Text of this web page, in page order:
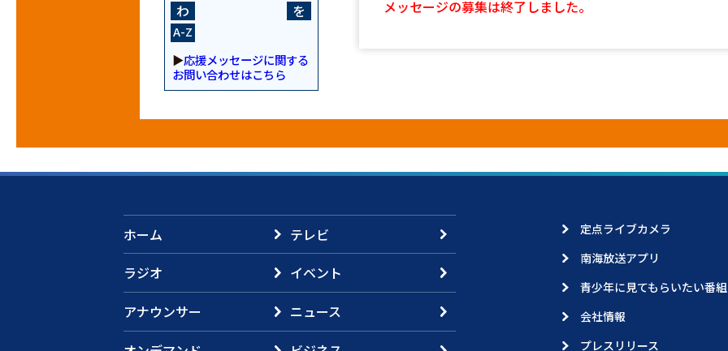
わ
を
A-Z
▶応援メッセージに関する
お問い合わせはこちら
メッセージの募集は終了しました。
ホーム
テレビ
ラジオ
イベント
アナウンサー
ニュース
定点ライブカメラ
南海放送アプリ
青少年に見てもらいたい番組
会社情報
プレスリリース